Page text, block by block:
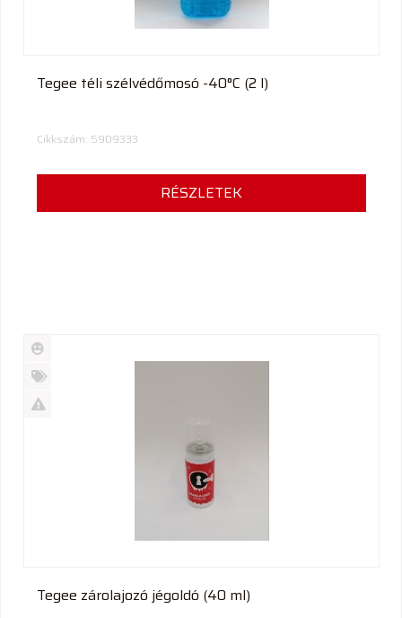
Tegee téli szélvédőmosó -40°C (2 l)
Cikkszám: 5909333
RÉSZLETEK
Új
termék
%
Tegee zárolajozó jégoldó (40 ml)